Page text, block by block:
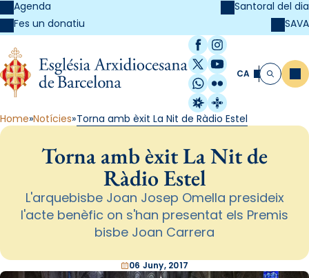
Agenda
Fes un donatiu
Santoral del dia
SAVA
Facebook
Instagram
X / Twitter
YouTube
WhatsApp
Flickr
Radio Estel
Catalunya
CA Cerca
Home Notícies Torna amb èxit La Nit de Ràdio Estel
Torna amb èxit La Nit de
Ràdio Estel
L'arquebisbe Joan Josep Omella presideix
l'acte benèfic on s'han presentat els Premis
bisbe Joan Carrera
06 Juny, 2017